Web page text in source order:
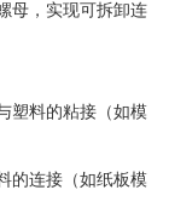
，实现可拆卸连
料的粘接（如模
连接（如纸板模